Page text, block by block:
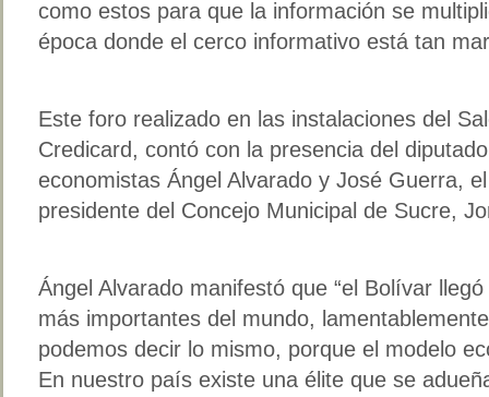
como estos para que la información se
época donde el cerco informativo está tan
Este foro realizado en las instalaciones del
Credicard, contó con la presencia del
economistas Ángel Alvarado y José Guerra,
presidente del Concejo Municipal de Sucre,
Ángel Alvarado manifestó que “el Bolívar
más importantes del mundo,
podemos decir lo mismo, porque el modelo
En nuestro país existe una élite que se